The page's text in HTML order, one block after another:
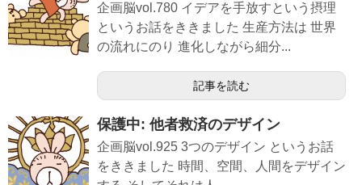
企画脳vol.780 イデアを手放すという摂理
というお話をききました 生産方法は 世界
の流れにのり 進化しながら細分...
記事を読む
保護中: 他者救済のデザイン
企画脳vol.925 3つのデザイン というお話
をききました 時間、空間、人間をデザイン